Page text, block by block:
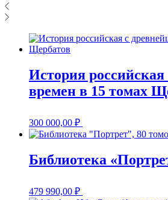
История
времен в 15 томах
300 000,00 ₽
Библиотека
479 990,00 ₽